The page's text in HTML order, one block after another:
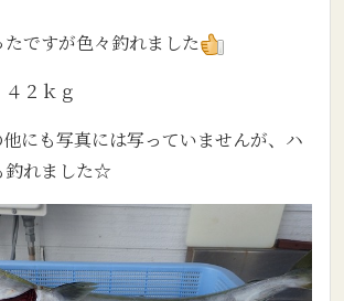
ですが色々釣れました
２ｋｇ
にも写真には写っていませんが、ハ
釣れました☆